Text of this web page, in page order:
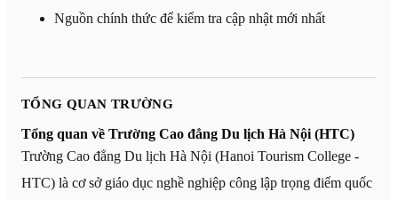
Nguồn chính thức để kiểm tra cập nhật mới nhất
TỔNG QUAN TRƯỜNG
Tổng quan về Trường Cao đẳng Du lịch Hà Nội (HTC)
Trường Cao đẳng Du lịch Hà Nội (Hanoi Tourism College -
HTC) là cơ sở giáo dục nghề nghiệp công lập trọng điểm quốc